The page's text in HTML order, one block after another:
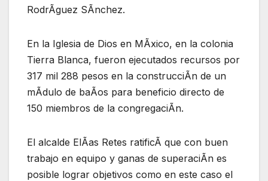
RodrÃguez SÃnchez.
En la Iglesia de Dios en MÃxico, en la colonia
Tierra Blanca, fueron ejecutados recursos por
317 mil 288 pesos en la construcciÃn de un
mÃdulo de baÃos para beneficio directo de
150 miembros de la congregaciÃn.
El alcalde ElÃas Retes ratificÃ que con buen
trabajo en equipo y ganas de superaciÃn es
posible lograr objetivos como en este caso el